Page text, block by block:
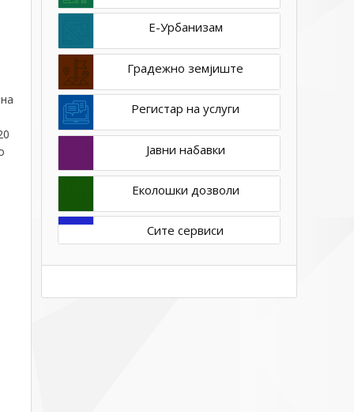
Е-Урбанизам
Градежно земјиште
Регистар на услуги
Јавни набавки
Еколошки дозволи
Сите сервиси